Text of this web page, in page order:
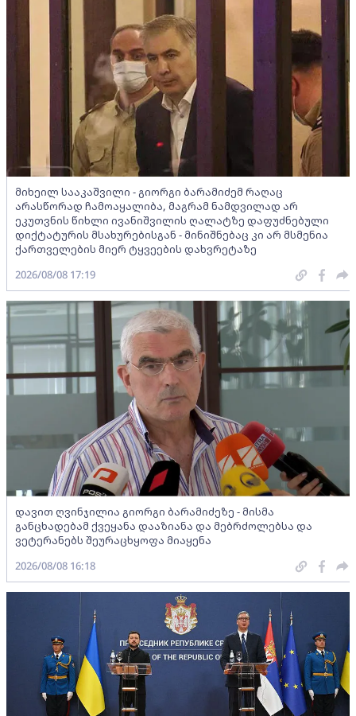
მიხეილ სააკაშვილი - გიორგი ბარამიძემ რაღაც
არასწორად ჩამოაყალიბა, მაგრამ ნამდვილად არ
ეკუთვნის წიხლი ივანიშვილის ღალატზე დაფუძნებული
დიქტატურის მსახურებისგან - მინიშნებაც კი არ მსმენია
ქართველების მიერ ტყვეების დახვრეტაზე
2026/08/08 17:19
დავით ღვინჯილია გიორგი ბარამიძეზე - მისმა
განცხადებამ ქვეყანა დააზიანა და მებრძოლებსა და
ვეტერანებს შეურაცხყოფა მიაყენა
2026/08/08 16:18